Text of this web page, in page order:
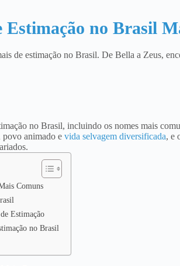
Estimação no Brasil
de estimação no Brasil. De Bella a Zeus,
no Brasil, incluindo os nomes mais
animado e vida selvagem diversificada, e
Comuns
Estimação
no Brasil